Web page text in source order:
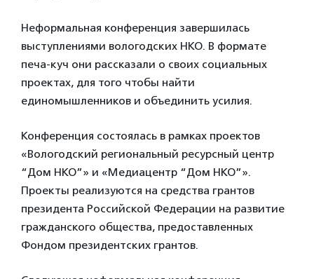
Неформальная конференция завершилась
выступлениями вологодских НКО. В формате
печа-куч они рассказали о своих социальных
проектах, для того чтобы найти
единомышленников и объединить усилия.
Конференция состоялась в рамках проектов
«Вологодский региональный ресурсный центр
“Дом НКО”» и «Медиацентр “Дом НКО”».
Проекты реализуются на средства грантов
президента Российской Федерации на развитие
гражданского общества, предоставленных
Фондом президентских грантов.